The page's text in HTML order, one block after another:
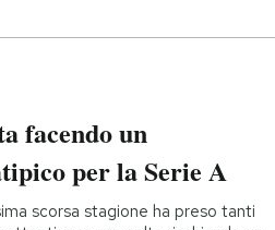
facendo un
per la Serie A
scorsa stagione ha preso tanti